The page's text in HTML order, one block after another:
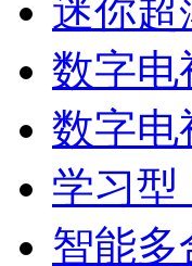
迷你超
数字电
数字电
学习型
智能多